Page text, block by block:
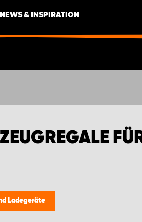
NEWS & INSPIRATION
Ladegeräte